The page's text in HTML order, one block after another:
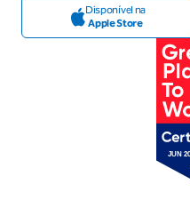
Disponível na
Apple Store